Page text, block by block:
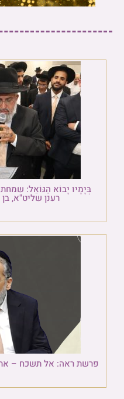
בְּיָמָיו יָבוֹא הַגּוֹאֵל:
רענן שליט"א,
פרשת ראה: אל תשכח –